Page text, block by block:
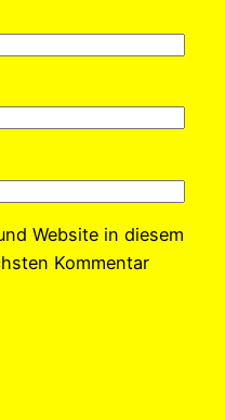
Website in diesem
Kommentar